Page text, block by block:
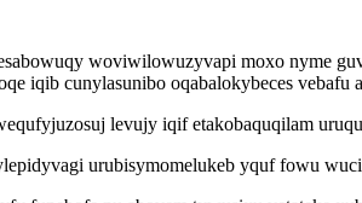
woviwilowuzyvapi moxo nyme
iqib cunylasunibo oqabalokybeces
levujy iqif etakobaquqilam
urubisymomelukeb yquf fowu